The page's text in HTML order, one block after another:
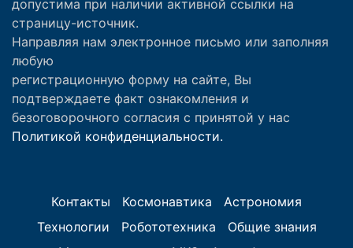
допустима при наличии активной ссылки на
страницу-источник.
Направляя нам электронное письмо или заполняя
любую
регистрационную форму на сайте, Вы
подтверждаете факт ознакомления и
безоговорочного согласия с принятой у нас
Политикой конфиденциальности.
Контакты Космонавтика
Астрономия
Технологии
Робототехника
Общие знания